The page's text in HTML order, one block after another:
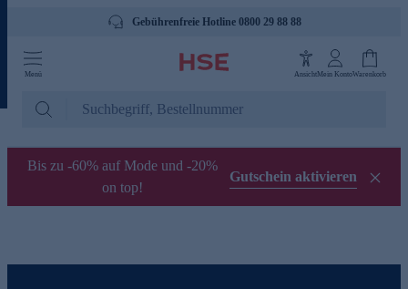
Gebührenfreie Hotline 0800 29 88 88
Menü AnsichtMein KontoWarenkorb
Bis zu -60% auf Mode und -20%
on top!
Gutschein aktivieren